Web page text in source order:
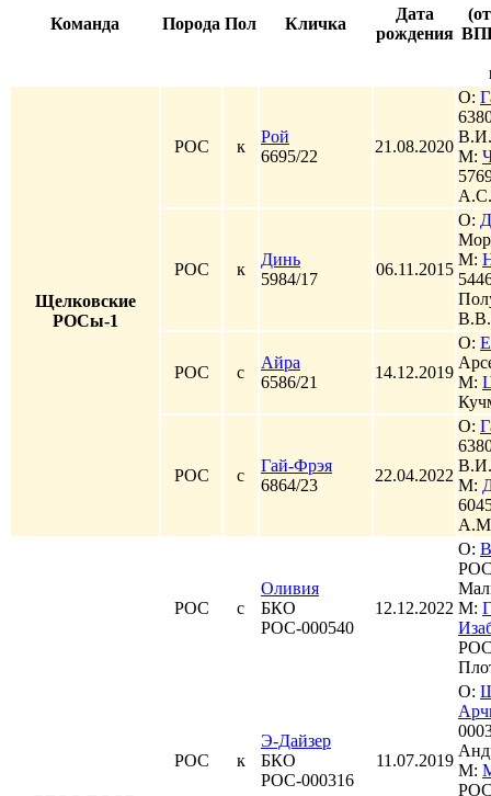
Команда Порода Пол Кличка
Дата
рождения
Щелковские
РОСы-1
РОС к
Рой
6695/22
21.08.2020
О:
В.И.
М:
А.С.
РОС к
Динь
5984/17
06.11.2015
О:
М:
В.В.
РОС с
Айра
6586/21
14.12.2019
О:
М:
РОС с
Гай-Фрэя
6864/23
22.04.2022
О:
В.И.
М:
РОС с
Оливия
БКО
РОС-000540
12.12.2022
О:
М:
РОС к
Э-Дайзер
БКО
РОС-000316
11.07.2019
О:
М: